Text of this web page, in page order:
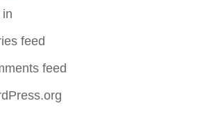
in
feed
feed